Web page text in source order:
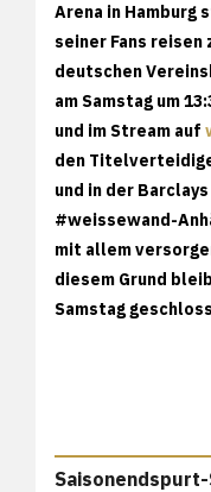
Arena in Hamburg
seiner Fans
deutschen
am Samstag um
und im Stream auf
den
und in der
#weissewand-
mit allem
diesem Grund
Samstag
Saisonendspurt-